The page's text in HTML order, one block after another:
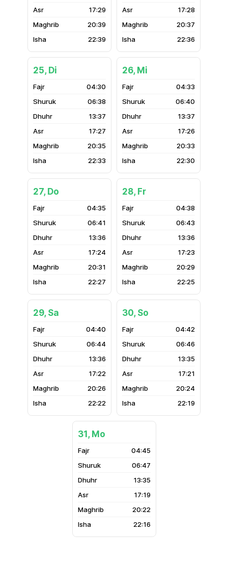
17:29
20:39
22:39
17:28
20:37
22:36
25, Di
04:30
06:38
13:37
17:27
20:35
22:33
26, Mi
04:33
06:40
13:37
17:26
20:33
22:30
27, Do
04:35
06:41
13:36
17:24
20:31
22:27
28, Fr
04:38
06:43
13:36
17:23
20:29
22:25
29, Sa
04:40
06:44
13:36
17:22
20:26
22:22
30, So
04:42
06:46
13:35
17:21
20:24
22:19
31, Mo
04:45
06:47
13:35
17:19
20:22
22:16